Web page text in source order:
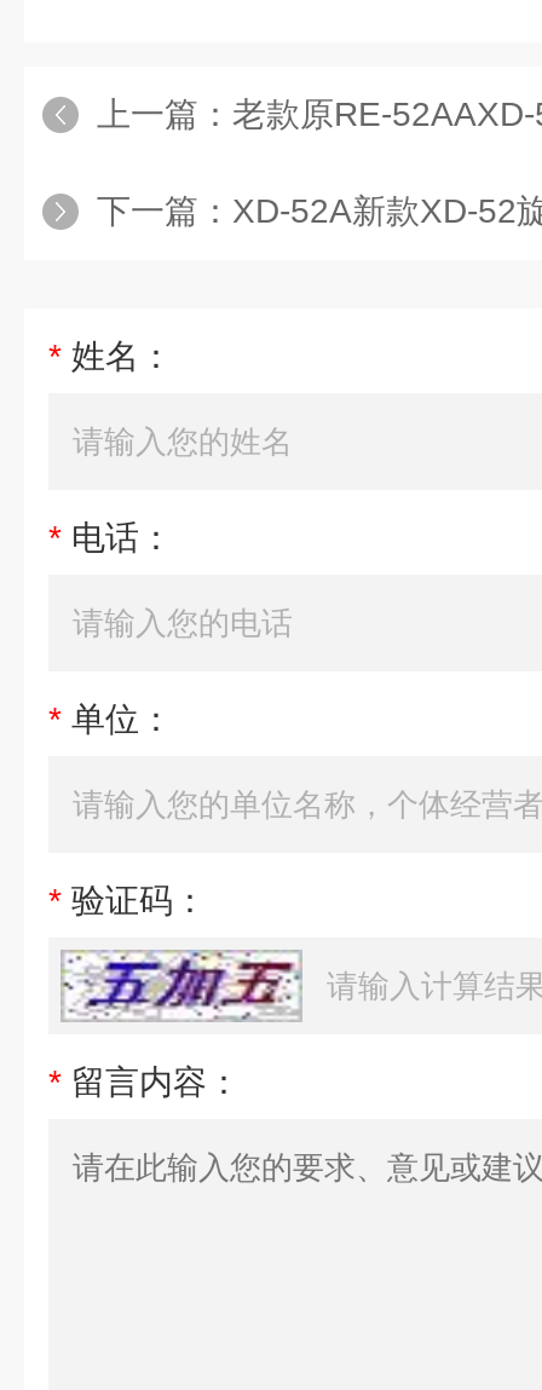
上一篇： 老款原RE-
下一篇： XD-52A新款XD-52
* 姓名：
* 电话：
* 单位：
* 验证码：
* 留言内容：